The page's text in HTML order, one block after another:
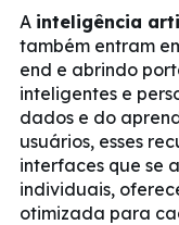
A inteligência
também entram
end e abrindo
inteligentes e
dados e do
usuários, esses
interfaces que se
individuais,
otimizada para